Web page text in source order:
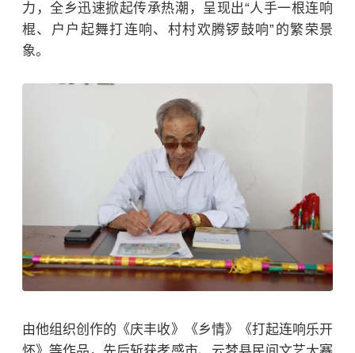
力，全乡迅速掀起传承热潮，呈现出“人手一根连响
棍、户户起舞打连响、村村欢腾锣鼓响”的繁荣景
象。
由他组织创作的《庆丰收》《乡情》《打起连响乐开